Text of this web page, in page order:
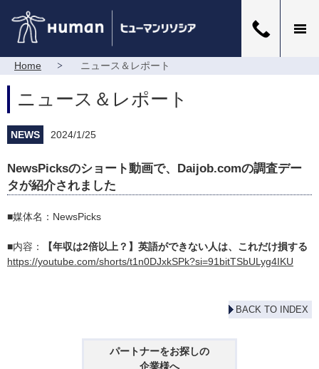
Home ニュース＆レポート
ニュース＆レポート
NEWS 2024/1/25
NewsPicksのショート動画で、Daijob.comの調査デー
タが紹介されました
■媒体名：NewsPicks
■内容：
【年収は2倍以上？】英語ができない人は、これだけ損する
https://youtube.com/shorts/t1n0DJxkSPk?si=91bitTSbULyg4IKU
BACK TO INDEX
パートナーをお探しの
企業様へ